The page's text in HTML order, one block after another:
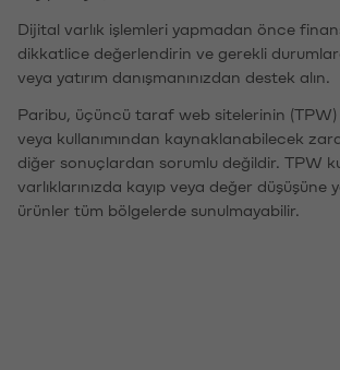
Dijital varlık işlemleri yapmadan önce
dikkatlice değerlendirin ve gerekli
veya yatırım danışmanınızdan destek alın.
Paribu, üçüncü taraf web sitelerinin
veya kullanımından kaynaklanabilecek
diğer sonuçlardan sorumlu değildir. TPW
varlıklarınızda kayıp veya değer düşüşüne
ürünler tüm bölgelerde sunulmayabilir.